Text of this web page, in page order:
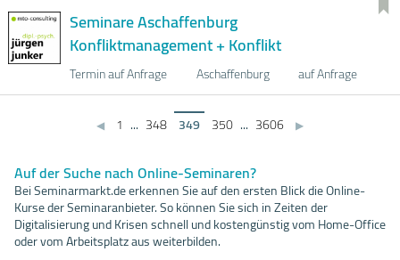
Seminare Aschaffenburg
Konfliktmanagement + Konflikt
Termin auf Anfrage Aschaffenburg auf Anfrage
◀ 1 ... 348 349 350 ... 3606 ▶
Auf der Suche nach Online-Seminaren?
Bei Seminarmarkt.de erkennen Sie auf den ersten Blick die Online-
Kurse der Seminaranbieter. So können Sie sich in Zeiten der
Digitalisierung und Krisen schnell und kostengünstig vom Home-Office
oder vom Arbeitsplatz aus weiterbilden.